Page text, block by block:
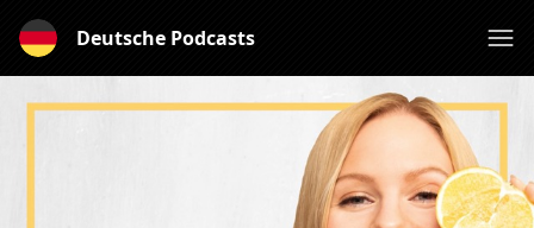
Deutsche Podcasts